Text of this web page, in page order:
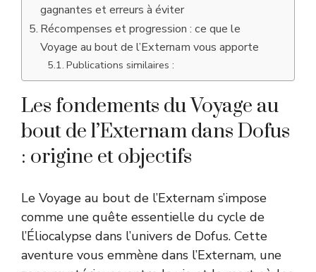
gagnantes et erreurs à éviter
Récompenses et progression : ce que le
Voyage au bout de l’Externam vous apporte
Publications similaires :
Les fondements du Voyage au
bout de l’Externam dans Dofus
: origine et objectifs
Le Voyage au bout de l’Externam s’impose
comme une quête essentielle du cycle de
l’Éliocalypse dans l’univers de Dofus. Cette
aventure vous emmène dans l’Externam, une